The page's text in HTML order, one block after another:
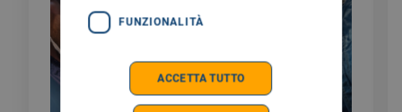
FUNZIONALITÀ
ACCETTA TUTTO